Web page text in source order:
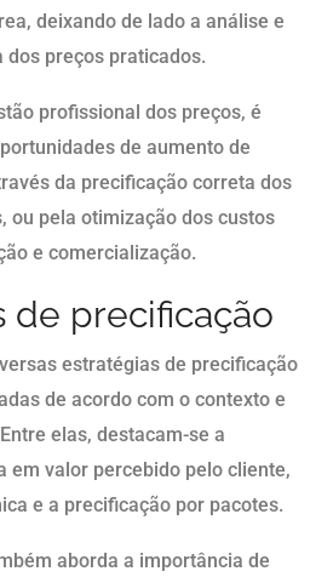
deixando de lado a análise e
preços praticados.
profissional dos preços, é
de aumento de
da precificação correta dos
ou pela otimização dos custos
e comercialização.
de precificação
estratégias de precificação
de acordo com o contexto e
elas, destacam-se a
em valor percebido pelo cliente,
e a precificação por pacotes.
aborda a importância de